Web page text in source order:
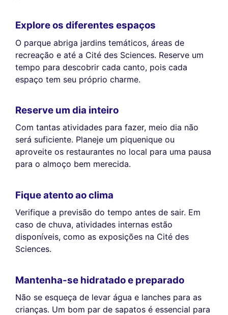
Explore os diferentes espaços
O parque abriga jardins temáticos, áreas de
recreação e até a Cité des Sciences. Reserve um
tempo para descobrir cada canto, pois cada
espaço tem seu próprio charme.
Reserve um dia inteiro
Com tantas atividades para fazer, meio dia não
será suficiente. Planeje um piquenique ou
aproveite os restaurantes no local para uma pausa
para o almoço bem merecida.
Fique atento ao clima
Verifique a previsão do tempo antes de sair. Em
caso de chuva, atividades internas estão
disponíveis, como as exposições na Cité des
Sciences.
Mantenha-se hidratado e preparado
Não se esqueça de levar água e lanches para as
crianças. Um bom par de sapatos é essencial para